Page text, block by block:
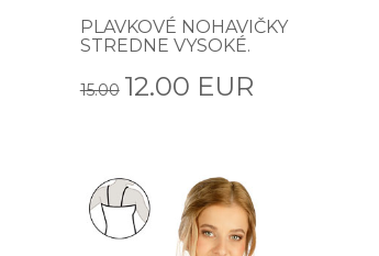
PLAVKOVÉ NOHAVIČKY
STREDNE VYSOKÉ.
15.00 12.00 EUR